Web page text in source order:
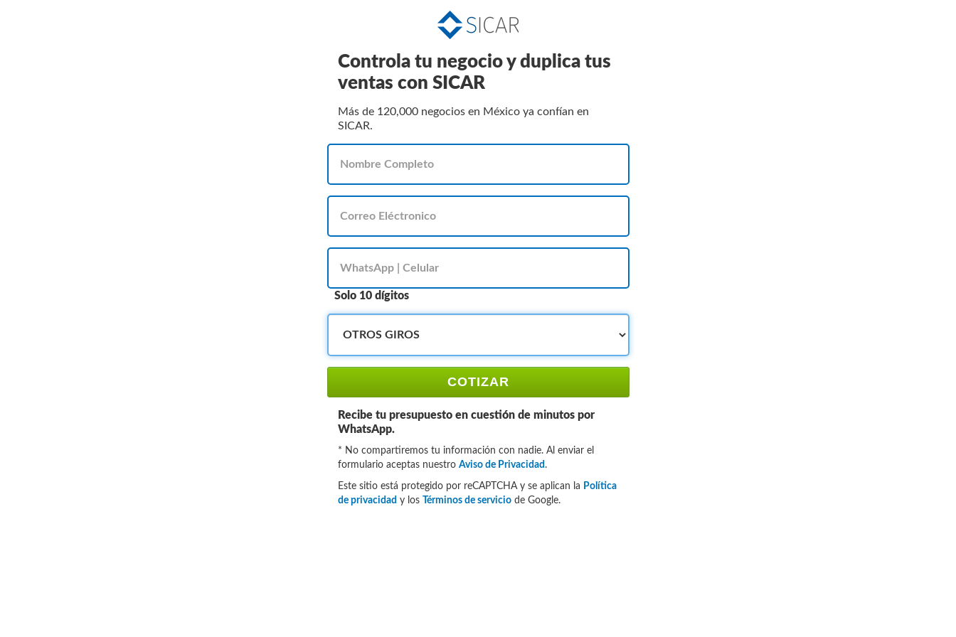
Controla tu negocio y duplica tus
ventas con SICAR
Más de 120,000 negocios en México ya confían en
SICAR.
Solo 10 dígitos
COTIZAR
Recibe tu presupuesto en cuestión de minutos por
WhatsApp.
* No compartiremos tu información con nadie. Al enviar el
formulario aceptas nuestro Aviso de Privacidad .
Este sitio está protegido por reCAPTCHA y se aplican la Política
de privacidad y los Términos de serviciode Google.